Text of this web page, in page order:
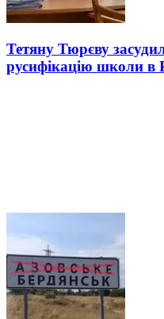
Тетяну Тюрєву
русифікацію школи в